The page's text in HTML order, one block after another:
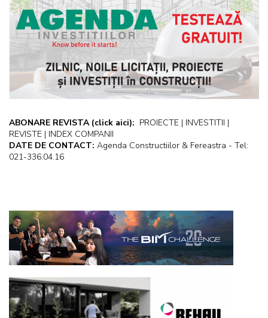
ABONARE REVISTA (click aici): PROIECTE | INVESTITII |
REVISTE | INDEX COMPANII
DATE DE CONTACT: Agenda Constructiilor & Fereastra - Tel:
021-336.04.16